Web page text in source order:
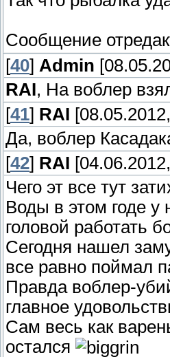
Сообщение
[40] Admin
RAI, На воблер
[41] RAI
Да, воблер
[42] RAI
Чего эт все тут
Воды в этом годе у
головой работать
Сегодня нашел
все равно поймал
Правда воблер-
главное
Сам весь как
остался